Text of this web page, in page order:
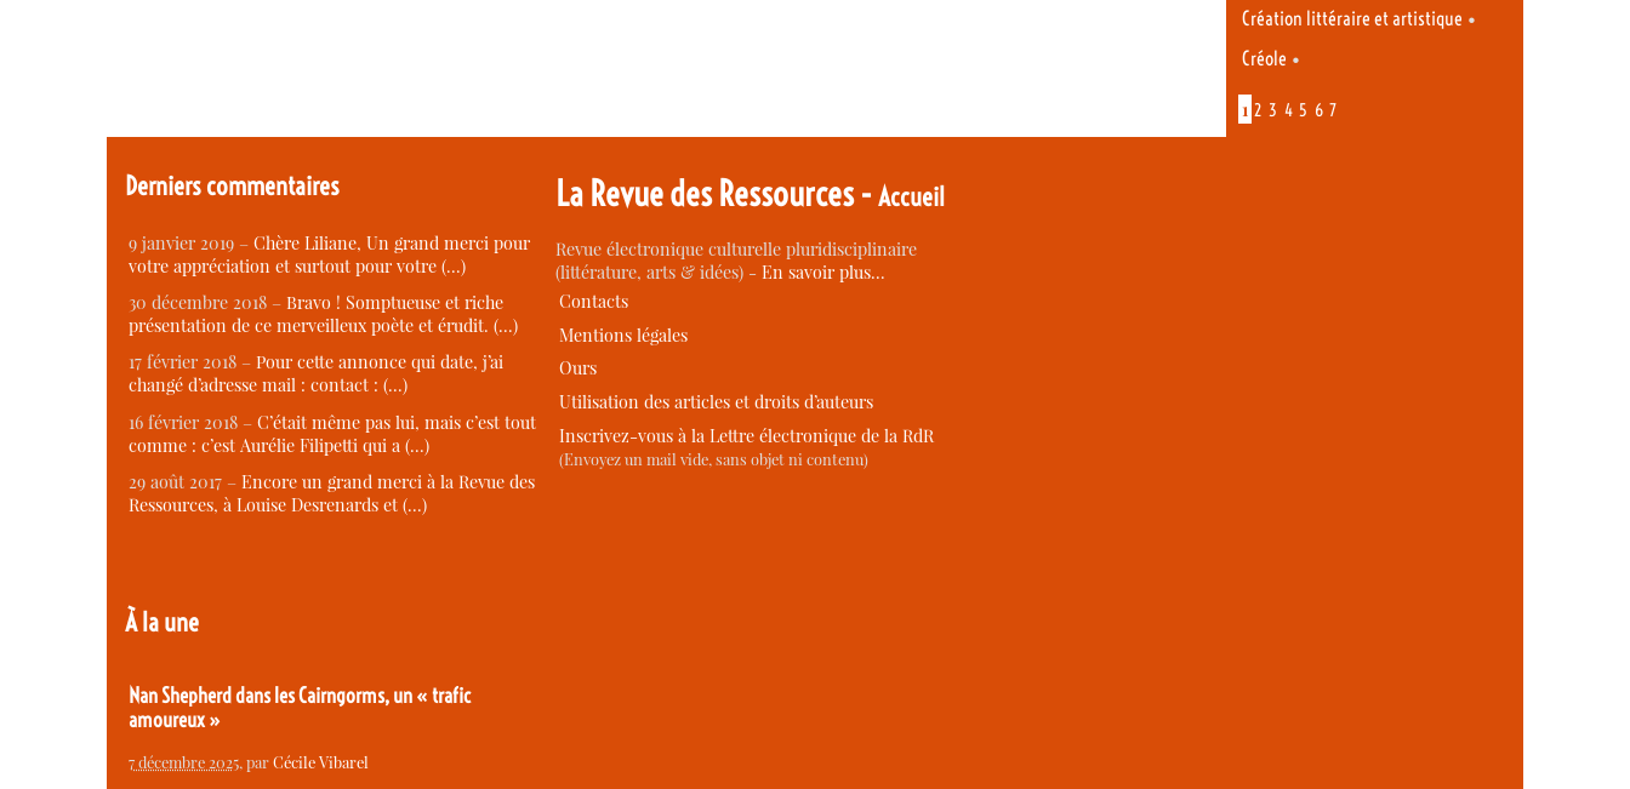
Création littéraire et artistique •
Créole •
1 2 3 4 5 6 7
Derniers commentaires
9 janvier 2019 – Chère Liliane, Un grand merci pour
votre appréciation et surtout pour votre (…)
30 décembre 2018 – Bravo ! Somptueuse et riche
présentation de ce merveilleux poète et érudit. (…)
17 février 2018 – Pour cette annonce qui date, j’ai
changé d’adresse mail : contact : (…)
16 février 2018 – C’était même pas lui, mais c’est tout
comme : c’est Aurélie Filipetti qui a (…)
29 août 2017 – Encore un grand merci à la Revue des
Ressources, à Louise Desrenards et (…)
À la une
Nan Shepherd dans les Cairngorms, un « trafic
amoureux »
7 décembre 2025, parCécile Vibarel
La Revue des Ressources -Accueil
Revue électronique culturelle pluridisciplinaire
(littérature, arts & idées) -En savoir plus…
Contacts
Mentions légales
Ours
Utilisation des articles et droits d’auteurs
Inscrivez-vous à la Lettre électronique de la RdR
(Envoyez un mail vide, sans objet ni contenu)